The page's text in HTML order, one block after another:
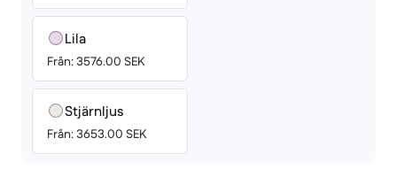
Lila
Från: 3576.00 SEK
Stjärnljus
Från: 3653.00 SEK